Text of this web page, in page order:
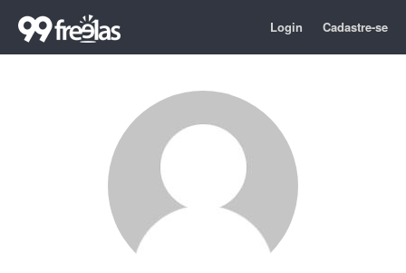
Login Cadastre-se